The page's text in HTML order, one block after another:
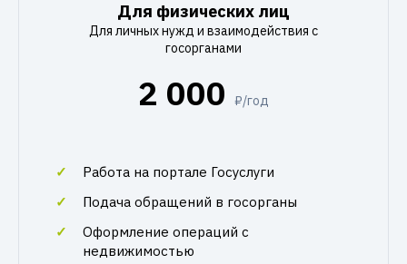
Для физических лиц
Для личных нужд и взаимодействия с
госорганами
2 000 ₽/год
Работа на портале Госуслуги
Подача обращений в госорганы
Оформление операций с
недвижимостью